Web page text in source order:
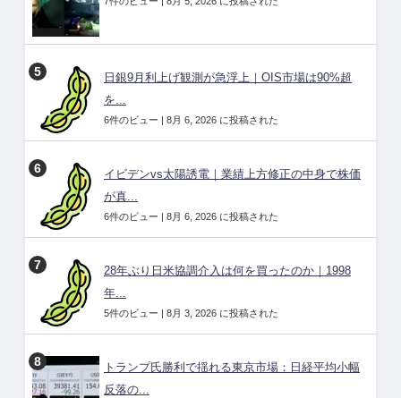
日銀9月利上げ観測が急浮上｜OIS市場は90%超
を...
6件のビュー | 8月 6, 2026 に投稿された
イビデンvs太陽誘電｜業績上方修正の中身で株価
が真...
6件のビュー | 8月 6, 2026 に投稿された
28年ぶり日米協調介入は何を買ったのか｜1998
年...
5件のビュー | 8月 3, 2026 に投稿された
トランプ氏勝利で揺れる東京市場：日経平均小幅
反落の...